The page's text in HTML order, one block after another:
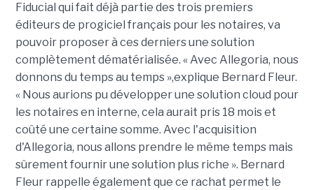
Fiducial qui fait déjà partie des trois premiers
éditeurs de progiciel français pour les notaires, va
pouvoir proposer à ces derniers une solution
complètement dématérialisée. « Avec Allegoria, nous
donnons du temps au temps »,explique Bernard Fleur.
« Nous aurions pu développer une solution cloud pour
les notaires en interne, cela aurait pris 18 mois et
coûté une certaine somme. Avec l'acquisition
d'Allegoria, nous allons prendre le même temps mais
sûrement fournir une solution plus riche ». Bernard
Fleur rappelle également que ce rachat permet le